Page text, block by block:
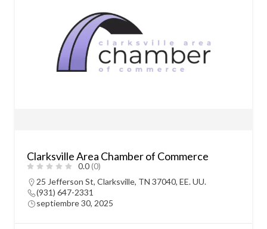
Clarksville Area Chamber of Commerce
0.0(0)
25 Jefferson St, Clarksville, TN 37040, EE. UU.
(931) 647-2331
septiembre 30, 2025